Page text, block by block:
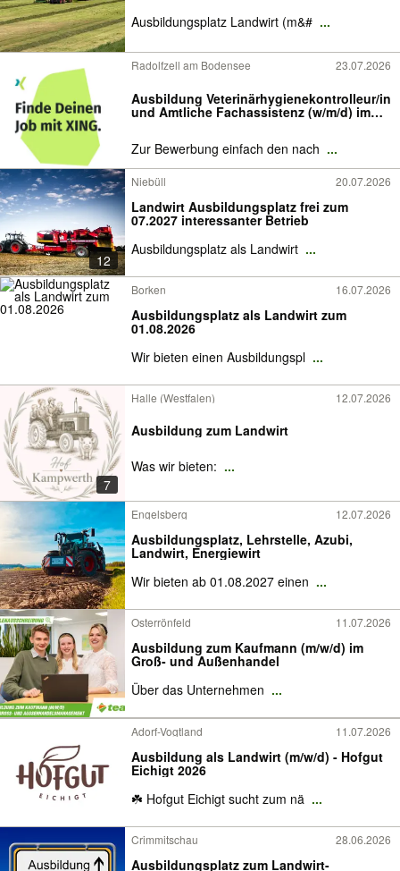
Ausbildungsplatz Landwirt (m&# ...
Radolfzell am Bodensee 23.07.2026
Ausbildung Veterinärhygienekontrolleur/in
und Amtliche Fachassistenz (w/m/d) im
Zur Bewerbung einfach den nach ...
12
Niebüll 20.07.2026
Landwirt Ausbildungsplatz frei zum
07.2027 interessanter Betrieb
Ausbildungsplatz als Landwirt ...
Borken 16.07.2026
Ausbildungsplatz als Landwirt zum
01.08.2026
Wir bieten einen Ausbildungspl ...
7
Halle (Westfalen) 12.07.2026
Ausbildung zum Landwirt
Was wir bieten: ...
Engelsberg 12.07.2026
Ausbildungsplatz, Lehrstelle, Azubi,
Landwirt, Energiewirt
Wir bieten ab 01.08.2027 einen ...
Osterrönfeld 11.07.2026
Ausbildung zum Kaufmann (m/w/d) im
Groß- und Außenhandel
Über das Unternehmen ...
Adorf-Vogtland 11.07.2026
Ausbildung als Landwirt (m/w/d) - Hofgut
Eichigt 2026
☘️ Hofgut Eichigt sucht zum nä ...
Crimmitschau 28.06.2026
Ausbildungsplatz zum Landwirt-